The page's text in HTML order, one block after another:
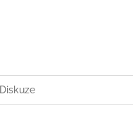
Diskuze